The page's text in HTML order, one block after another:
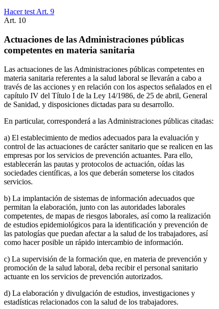
Hacer test Art. 9
Art. 10
Actuaciones de las Administraciones públicas
competentes en materia sanitaria
Las actuaciones de las Administraciones públicas competentes en
materia sanitaria referentes a la salud laboral se llevarán a cabo a
través de las acciones y en relación con los aspectos señalados en el
capítulo IV del Título I de la Ley 14/1986, de 25 de abril, General
de Sanidad, y disposiciones dictadas para su desarrollo.
En particular, corresponderá a las Administraciones públicas citadas:
a) El establecimiento de medios adecuados para la evaluación y
control de las actuaciones de carácter sanitario que se realicen en las
empresas por los servicios de prevención actuantes. Para ello,
establecerán las pautas y protocolos de actuación, oídas las
sociedades científicas, a los que deberán someterse los citados
servicios.
b) La implantación de sistemas de información adecuados que
permitan la elaboración, junto con las autoridades laborales
competentes, de mapas de riesgos laborales, así como la realización
de estudios epidemiológicos para la identificación y prevención de
las patologías que puedan afectar a la salud de los trabajadores, así
como hacer posible un rápido intercambio de información.
c) La supervisión de la formación que, en materia de prevención y
promoción de la salud laboral, deba recibir el personal sanitario
actuante en los servicios de prevención autorizados.
d) La elaboración y divulgación de estudios, investigaciones y
estadísticas relacionados con la salud de los trabajadores.